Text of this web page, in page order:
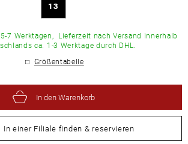
13
7 Werktagen, Lieferzeit nach Versand innerhalb
ca. 1-3 Werktage durch DHL.
Größentabelle
In den Warenkorb
In einer Filiale finden & reservieren